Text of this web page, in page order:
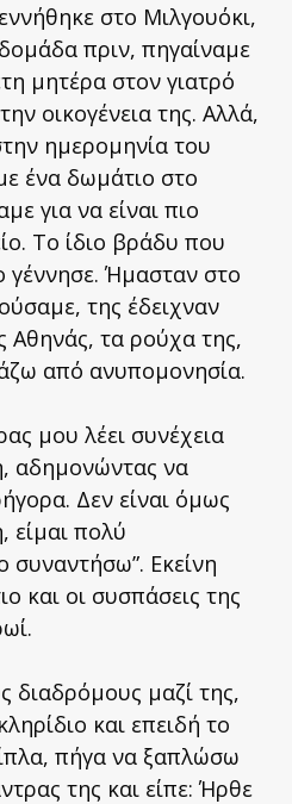
στο Μιλγουόκι,
πριν, πηγαίναμε
μητέρα στον γιατρό
οικογένεια της. Αλλά,
ημερομηνία του
ένα δωμάτιο στο
για να είναι πιο
Το ίδιο βράδυ που
γέννησε. Ήμασταν στο
της έδειχναν
Αθηνάς, τα ρούχα της,
από ανυπομονησία.
μου λέει συνέχεια
αδημονώντας να
Δεν είναι όμως
είμαι πολύ
συναντήσω”. Εκείνη
και οι συσπάσεις της
διαδρόμους μαζί της,
και επειδή το
πήγα να ξαπλώσω
της και είπε: Ήρθε